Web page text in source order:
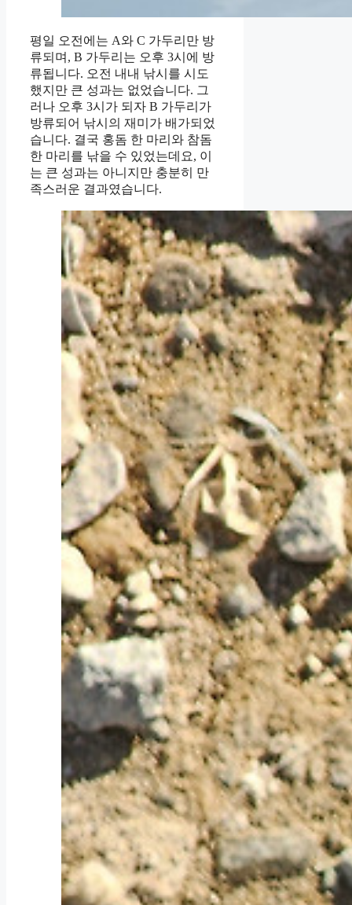
평일 오전에는 A와 C 가두리만 방
류되며, B 가두리는 오후 3시에 방
류됩니다. 오전 내내 낚시를 시도
했지만 큰 성과는 없었습니다. 그
러나 오후 3시가 되자 B 가두리가
방류되어 낚시의 재미가 배가되었
습니다. 결국 홍돔 한 마리와 참돔
한 마리를 낚을 수 있었는데요, 이
는 큰 성과는 아니지만 충분히 만
족스러운 결과였습니다.